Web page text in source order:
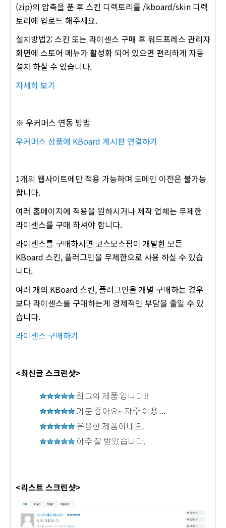
(zip)의 압축을 푼 후 스킨 디렉토리를 /kboard/skin 디렉
토리에 업로드 해주세요.
설치방법2: 스킨 또는 라이센스 구매 후 워드프레스 관리자
화면에 스토어 메뉴가 활성화 되어 있으면 편리하게 자동
설치 하실 수 있습니다.
자세히 보기
※ 우커머스 연동 방법
우커머스 상품에 KBoard 게시판 연결하기
1개의 웹사이트에만 적용 가능하며 도메인 이전은 불가능
합니다.
여러 홈페이지에 적용을 원하시거나 제작 업체는 무제한
라이센스를 구매 하셔야 합니다.
라이센스를 구매하시면 코스모스팜이 개발한 모든
KBoard 스킨, 플러그인을 무제한으로 사용 하실 수 있습
니다.
여러 개의 KBoard 스킨, 플러그인을 개별 구매하는 경우
보다 라이센스를 구매하는게 경제적인 부담을 줄일 수 있
습니다.
라이센스 구매하기
<최신글 스크린샷>
<리스트 스크린샷>